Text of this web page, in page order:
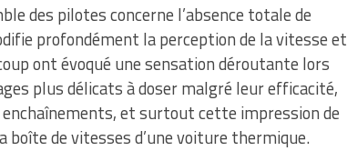
des pilotes concerne l’absence totale de
profondément la perception de la vitesse et
ont évoqué une sensation déroutante lors
plus délicats à doser malgré leur efficacité,
et surtout cette impression de
de vitesses d’une voiture thermique.